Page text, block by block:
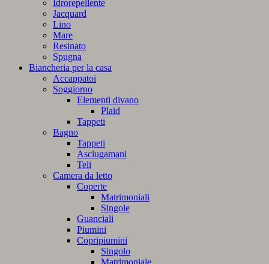
Idrorepellente
Jacquard
Lino
Mare
Resinato
Spugna
Biancheria per la casa
Accappatoi
Soggiorno
Elementi divano
Plaid
Tappeti
Bagno
Tappeti
Asciugamani
Teli
Camera da letto
Coperte
Matrimoniali
Singole
Guanciali
Piumini
Copripiumini
Singolo
Matrimoniale